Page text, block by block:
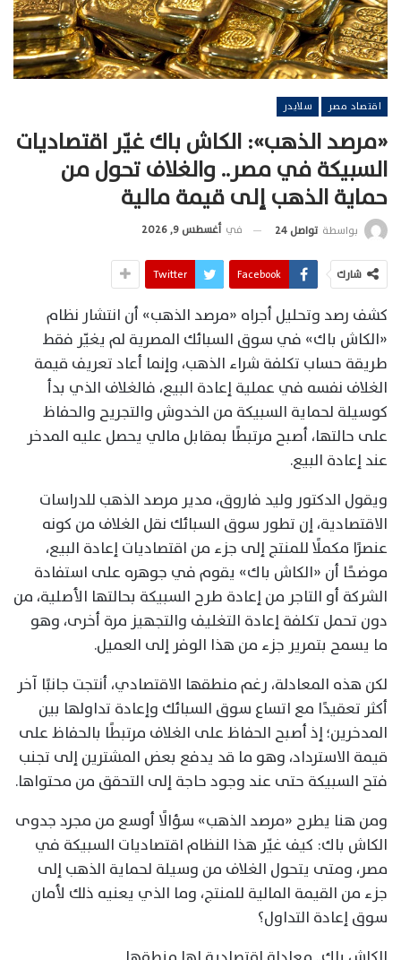
اقتصاد مصر سلايدر
«مرصد الذهب»: الكاش باك غيّر اقتصاديات
السبيكة في مصر.. والغلاف تحول من
حماية الذهب إلى قيمة مالية
بواسطة تواصل 24 في أغسطس 9, 2026
شارك Facebook
Twitter
كشف رصد وتحليل أجراه «مرصد الذهب» أن انتشار نظام
«الكاش باك» في سوق السبائك المصرية لم يغيّر فقط
طريقة حساب تكلفة شراء الذهب، وإنما أعاد تعريف قيمة
الغلاف نفسه في عملية إعادة البيع، فالغلاف الذي بدأ
كوسيلة لحماية السبيكة من الخدوش والتجريح والحفاظ
على حالتها، أصبح مرتبطًا بمقابل مالي يحصل عليه المدخر
عند إعادة البيع.
ويقول الدكتور وليد فاروق، مدير مرصد الذهب للدراسات
الاقتصادية، إن تطور سوق السبائك نقل الغلاف من كونه
عنصرًا مكملًا للمنتج إلى جزء من اقتصاديات إعادة البيع،
موضحًا أن «الكاش باك» يقوم في جوهره على استفادة
الشركة أو التاجر من إعادة طرح السبيكة بحالتها الأصلية، من
دون تحمل تكلفة إعادة التغليف والتجهيز مرة أخرى، وهو
ما يسمح بتمرير جزء من هذا الوفر إلى العميل.
لكن هذه المعادلة، رغم منطقها الاقتصادي، أنتجت جانبًا آخر
أكثر تعقيدًا مع اتساع سوق السبائك وإعادة تداولها بين
المدخرين؛ إذ أصبح الحفاظ على الغلاف مرتبطًا بالحفاظ على
قيمة الاسترداد، وهو ما قد يدفع بعض المشترين إلى تجنب
فتح السبيكة حتى عند وجود حاجة إلى التحقق من محتواها.
ومن هنا يطرح «مرصد الذهب» سؤالًا أوسع من مجرد جدوى
الكاش باك: كيف غيّر هذا النظام اقتصاديات السبيكة في
مصر، ومتى يتحول الغلاف من وسيلة لحماية الذهب إلى
جزء من القيمة المالية للمنتج، وما الذي يعنيه ذلك لأمان
سوق إعادة التداول؟